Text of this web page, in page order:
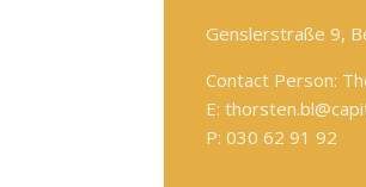
Genslerstraße 9,
Contact Person:
E:
P: 030 62 91 92